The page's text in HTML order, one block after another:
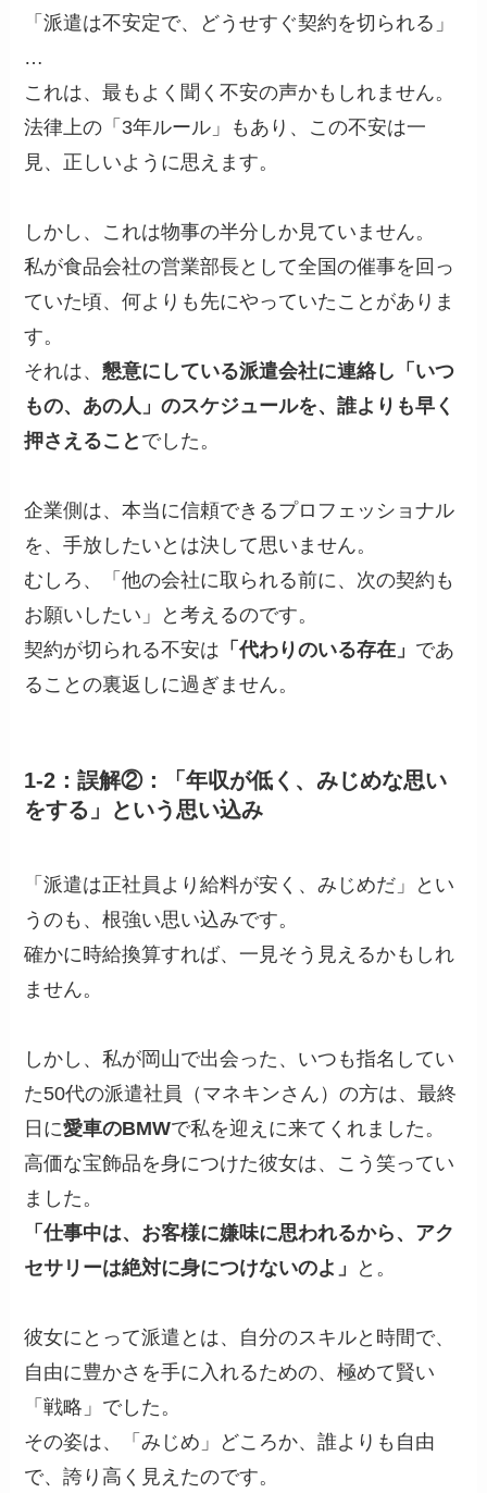
「派遣は不安定で、どうせすぐ契約を切られる」
…
これは、最もよく聞く不安の声かもしれません。
法律上の「3年ルール」もあり、この不安は一
見、正しいように思えます。
しかし、これは物事の半分しか見ていません。
私が食品会社の営業部長として全国の催事を回っ
ていた頃、何よりも先にやっていたことがありま
す。
それは、懇意にしている派遣会社に連絡し「いつ
もの、あの人」のスケジュールを、誰よりも早く
押さえること でした。
企業側は、本当に信頼できるプロフェッショナル
を、手放したいとは決して思いません。
むしろ、「他の会社に取られる前に、次の契約も
お願いしたい」と考えるのです。
契約が切られる不安は 「代わりのいる存在」 であ
ることの裏返しに過ぎません。
1-2：誤解②：「年収が低く、みじめな思い
をする」という思い込み
「派遣は正社員より給料が安く、みじめだ」とい
うのも、根強い思い込みです。
確かに時給換算すれば、一見そう見えるかもしれ
ません。
しかし、私が岡山で出会った、いつも指名してい
た50代の派遣社員（マネキンさん）の方は、最終
日に愛車のBMWで私を迎えに来てくれました。
高価な宝飾品を身につけた彼女は、こう笑ってい
ました。
「仕事中は、お客様に嫌味に思われるから、アク
セサリーは絶対に身につけないのよ」
と。
彼女にとって派遣とは、自分のスキルと時間で、
自由に豊かさを手に入れるための、極めて賢い
「戦略」でした。
その姿は、「みじめ」どころか、誰よりも自由
で、誇り高く見えたのです。